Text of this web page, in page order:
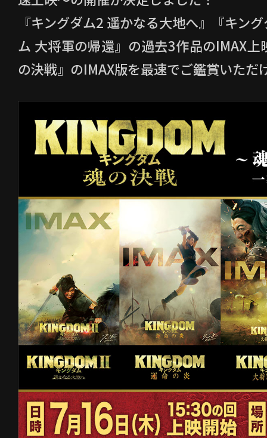
す。また、他の賞品への変更等のご
す。
・応募数、当選情報等、本キャンペーン
せにはお答えいたしかねます。あらか
・いかなる場合であっても報酬その他名
よび権利譲渡の対価は一切発生いたし
本キャペーンにおける個人情報取り扱
・当選者からお預かりした個人情報の
株式会社）が責任をもって対応するも
関する法律ならびにこれに関連する法
遵守し、細心の注意を払って取り扱
ない事項につきましては、当社が制定
ー」の規定に従うものとします。
・当選者からお預かりした個人情報は、
案内、ご本人様確認、賞品発送の目的
いません。キャンペーン終了後に適切
は情報が記録された媒体を安全な方法
・当社は、法令により認められた場合を
ことなく、第三者に個人情報を提供し
『キングダム2 遥かなる大地へ』『キン
ム 大将軍の帰還』の過去3作品のIMAX
の決戦』のIMAX版を最速でご鑑賞いただ